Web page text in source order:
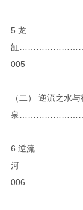
5.龙
缸
005
（二） 逆流之水与
泉
6.逆流
河
006